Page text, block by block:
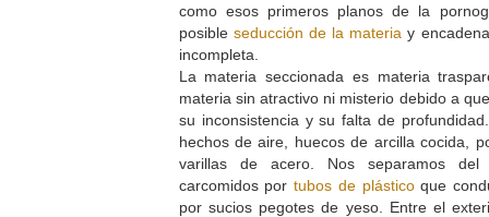
como esos primeros planos de la
posible seducción de la materia y
incompleta.
La materia seccionada es materia
materia sin atractivo ni misterio debido a
su inconsistencia y su falta de
hechos de aire, huecos de arcilla cocida,
varillas de acero. Nos separamos
carcomidos portubos de plásticoque
por sucios pegotes de yeso. Entre el